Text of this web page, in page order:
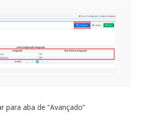
para aba de “Avançado”